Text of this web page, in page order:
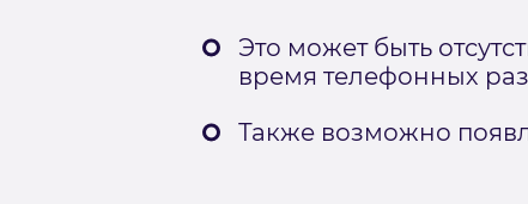
Это может быть
время телефонных
Также возможно